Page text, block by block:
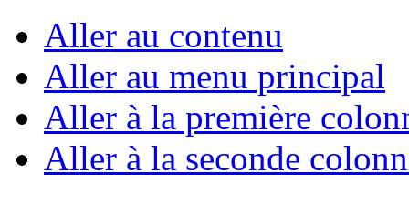
Aller au contenu
Aller au menu principal
Aller à la première
Aller à la seconde